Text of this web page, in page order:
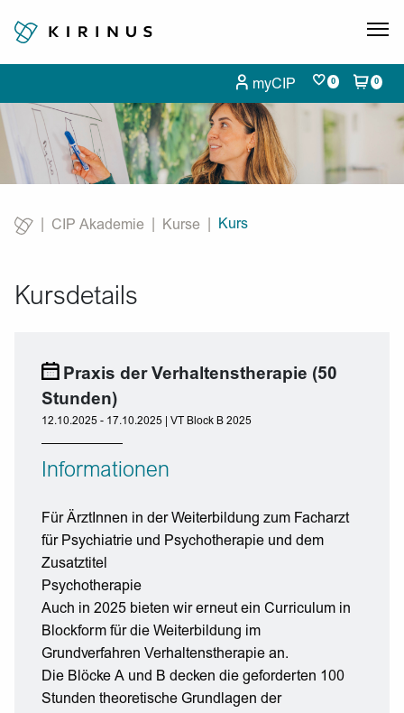
myCIP 0 0
CIP Akademie Kurse
Current:
Kurs
Kursdetails
Praxis der Verhaltenstherapie (50
Stunden)
12.10.2025 - 17.10.2025 | VT Block B 2025
Informationen
Für ÄrztInnen in der Weiterbildung zum Facharzt
für Psychiatrie und Psychotherapie und dem
Zusatztitel
Psychotherapie
Auch in 2025 bieten wir erneut ein Curriculum in
Blockform für die Weiterbildung im
Grundverfahren Verhaltenstherapie an.
Die Blöcke A und B decken die geforderten 100
Stunden theoretische Grundlagen der